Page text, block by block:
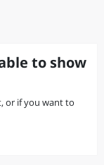
to show
or if you want to